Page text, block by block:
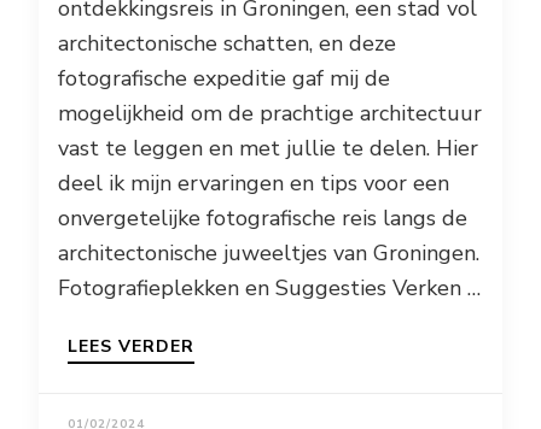
ontdekkingsreis in Groningen, een stad vol
architectonische schatten, en deze
fotografische expeditie gaf mij de
mogelijkheid om de prachtige architectuur
vast te leggen en met jullie te delen. Hier
deel ik mijn ervaringen en tips voor een
onvergetelijke fotografische reis langs de
architectonische juweeltjes van Groningen.
Fotografieplekken en Suggesties Verken …
LEES VERDER
01/02/2024